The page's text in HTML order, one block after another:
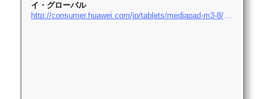
イ・グローバル
http://consumer.huawei.com/jp/tablets/mediapad-m3-8/specs/